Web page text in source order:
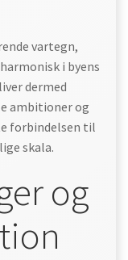
vartegn,
i byens
dermed
ambitioner og
forbindelsen til
skala.
og